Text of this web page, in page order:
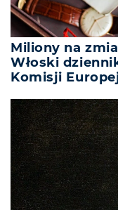
Miliony na
Włoski
Komisji